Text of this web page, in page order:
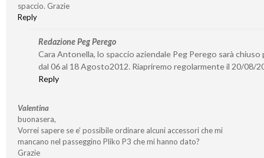
spaccio. Grazie
Reply
Redazione Peg Perego
Cara Antonella, lo spaccio aziendale Peg Perego sarà chiuso
dal 06 al 18 Agosto2012. Riapriremo regolarmente il 20/08/
Reply
Valentina
buonasera,
Vorrei sapere se e’ possibile ordinare alcuni accessori che mi
mancano nel passeggino Pliko P3 che mi hanno dato?
Grazie